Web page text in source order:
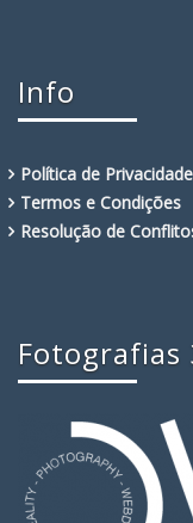
Info
Política de Privacidade
Termos e Condições
Resolução de
Fotografias